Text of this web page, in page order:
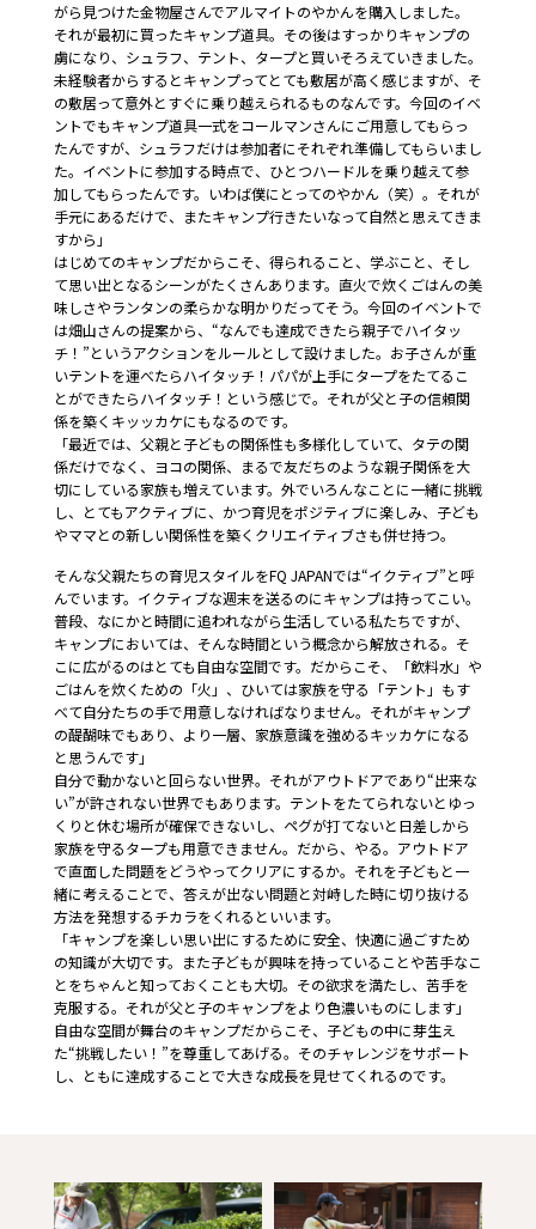
がら見つけた金物屋さんでアルマイトのやかんを購入しました。
それが最初に買ったキャンプ道具。その後はすっかりキャンプの
虜になり、シュラフ、テント、タープと買いそろえていきました。
未経験者からするとキャンプってとても敷居が高く感じますが、そ
の敷居って意外とすぐに乗り越えられるものなんです。今回のイベ
ントでもキャンプ道具一式をコールマンさんにご用意してもらっ
たんですが、シュラフだけは参加者にそれぞれ準備してもらいまし
た。イベントに参加する時点で、ひとつハードルを乗り越えて参
加してもらったんです。いわば僕にとってのやかん（笑）。それが
手元にあるだけで、またキャンプ行きたいなって自然と思えてきま
すから」
はじめてのキャンプだからこそ、得られること、学ぶこと、そし
て思い出となるシーンがたくさんあります。直火で炊くごはんの美
味しさやランタンの柔らかな明かりだってそう。今回のイベントで
は畑山さんの提案から、“なんでも達成できたら親子でハイタッ
チ！”というアクションをルールとして設けました。お子さんが重
いテントを運べたらハイタッチ！パパが上手にタープをたてるこ
とができたらハイタッチ！という感じで。それが父と子の信頼関
係を築くキッッカケにもなるのです。
「最近では、父親と子どもの関係性も多様化していて、タテの関
係だけでなく、ヨコの関係、まるで友だちのような親子関係を大
切にしている家族も増えています。外でいろんなことに一緒に挑戦
し、とてもアクティブに、かつ育児をポジティブに楽しみ、子ども
やママとの新しい関係性を築くクリエイティブさも併せ持つ。
そんな父親たちの育児スタイルをFQ JAPANでは“イクティブ”と呼
んでいます。イクティブな週末を送るのにキャンプは持ってこい。
普段、なにかと時間に追われながら生活している私たちですが、
キャンプにおいては、そんな時間という概念から解放される。そ
こに広がるのはとても自由な空間です。だからこそ、「飲料水」や
ごはんを炊くための「火」、ひいては家族を守る「テント」もす
べて自分たちの手で用意しなければなりません。それがキャンプ
の醍醐味でもあり、より一層、家族意識を強めるキッカケになる
と思うんです」
自分で動かないと回らない世界。それがアウトドアであり“出来な
い”が許されない世界でもあります。テントをたてられないとゆっ
くりと休む場所が確保できないし、ペグが打てないと日差しから
家族を守るタープも用意できません。だから、やる。アウトドア
で直面した問題をどうやってクリアにするか。それを子どもと一
緒に考えることで、答えが出ない問題と対峙した時に切り抜ける
方法を発想するチカラをくれるといいます。
「キャンプを楽しい思い出にするために安全、快適に過ごすため
の知識が大切です。また子どもが興味を持っていることや苦手なこ
とをちゃんと知っておくことも大切。その欲求を満たし、苦手を
克服する。それが父と子のキャンプをより色濃いものにします」
自由な空間が舞台のキャンプだからこそ、子どもの中に芽生え
た“挑戦したい！”を尊重してあげる。そのチャレンジをサポート
し、ともに達成することで大きな成長を見せてくれるのです。